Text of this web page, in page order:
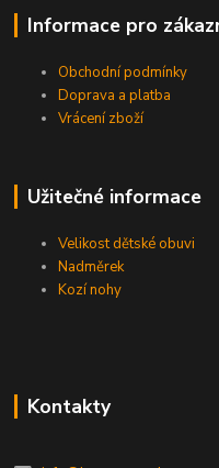
Informace pro
Obchodní podmínky
Doprava a platba
Vrácení zboží
Užitečné informace
Velikost dětské obuvi
Nadměrek
Kozí nohy
Kontakty